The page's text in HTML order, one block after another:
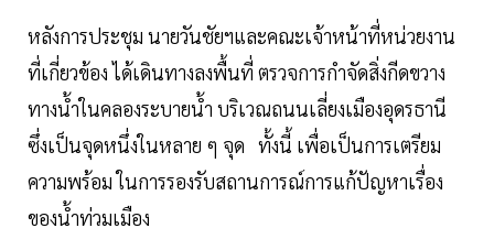
หลังการประชุม นายวันชัยฯและคณะเจ้าหน้าที่หน่วยงาน
ที่เกี่ยวข้อง ได้เดินทางลงพื้นที่ ตรวจการกำจัดสิ่งกีดขวาง
ทางน้ำในคลองระบายน้ำ บริเวณถนนเลี่ยงเมืองอุดรธานี
ซึ่งเป็นจุดหนึ่งในหลาย ๆ จุด ทั้งนี้ เพื่อเป็นการเตรียม
ความพร้อม ในการรองรับสถานการณ์การแก้ปัญหาเรื่อง
ของน้ำท่วมเมือง